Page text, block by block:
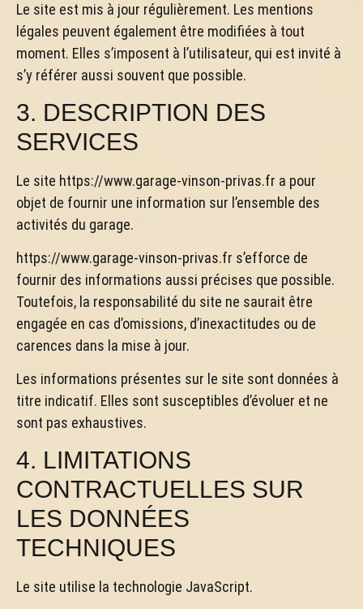
Le site est mis à jour régulièrement. Les mentions
légales peuvent également être modifiées à tout
moment. Elles s’imposent à l’utilisateur, qui est invité à
s’y référer aussi souvent que possible.
3. DESCRIPTION DES
SERVICES
Le site https://www.garage-vinson-privas.fr a pour
objet de fournir une information sur l’ensemble des
activités du garage.
https://www.garage-vinson-privas.fr s’efforce de
fournir des informations aussi précises que possible.
Toutefois, la responsabilité du site ne saurait être
engagée en cas d’omissions, d’inexactitudes ou de
carences dans la mise à jour.
Les informations présentes sur le site sont données à
titre indicatif. Elles sont susceptibles d’évoluer et ne
sont pas exhaustives.
4. LIMITATIONS
CONTRACTUELLES SUR
LES DONNÉES
TECHNIQUES
Le site utilise la technologie JavaScript.